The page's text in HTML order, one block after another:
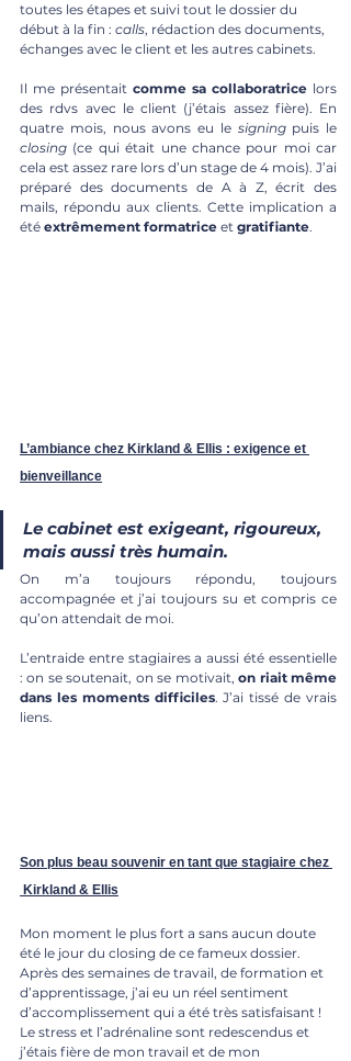
toutes les étapes et suivi tout le dossier du
début à la fin : calls, rédaction des documents,
échanges avec le client et les autres cabinets.
Il me présentait comme sa collaboratrice lors
des rdvs avec le client (j’étais assez fière). En
quatre mois, nous avons eu le signing
closing (ce qui était une chance pour moi car
cela est assez rare lors d’un stage de 4 mois). J’ai
préparé des documents de A à Z, écrit des
mails, répondu aux clients. Cette implication a
été extrêmement formatrice et gratifiante.
L’ambiance chez Kirkland & Ellis : exigence et
bienveillance
Le cabinet est exigeant, rigoureux,
mais aussi très humain.
On m’a toujours répondu, toujours
accompagnée et j’ai toujours su et compris ce
qu’on attendait de moi.
L’entraide entre stagiaires a aussi été essentielle
: on se soutenait, on se motivait, on riait même
dans les moments difficiles. J’ai tissé de vrais
liens.
Son plus beau souvenir en tant que stagiaire chez
Kirkland & Ellis
Mon moment le plus fort a sans aucun doute
été le jour du closing de ce fameux dossier.
Après des semaines de travail, de formation et
d’apprentissage, j’ai eu un réel sentiment
d’accomplissement qui a été très satisfaisant !
Le stress et l’adrénaline sont redescendus et
j’étais fière de mon travail et de mon